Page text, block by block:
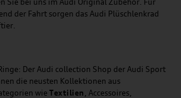
der Fahrt sorgen das Audi Plüschlenkrad
Der Audi collection Shop der Audi Sport
die neusten Kollektionen aus
wie Textilien , Accessoires,